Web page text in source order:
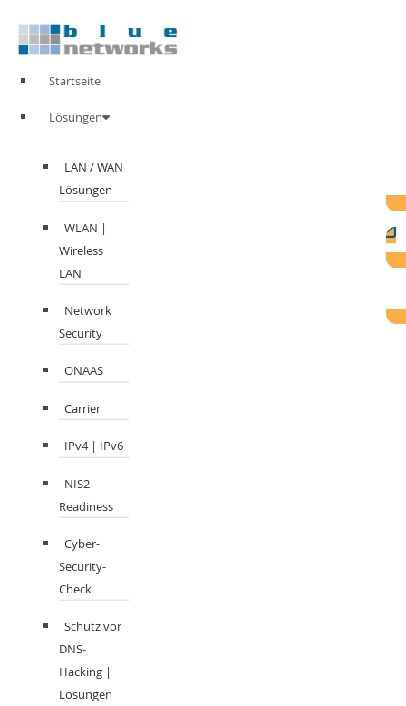
Inhalt
springen
Startseite
Lösungen
LAN / WAN
Lösungen
WLAN |
Wireless
LAN
Network
Security
ONAAS
Carrier
IPv4 | IPv6
NIS2
Readiness
Cyber-
Security-
Check
Schutz vor
DNS-
Hacking |
Lösungen